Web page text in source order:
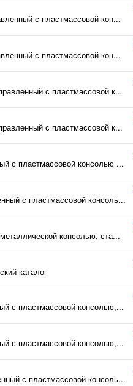
с пластмассовой кон...
с пластмассовой кон...
с пластмассовой к...
с пластмассовой к...
с пластмассовой консолью ...
с пластмассовой консоль...
консолью, ста...
каталог
с пластмассовой консолью,...
с пластмассовой консолью,...
с пластмассовой консоль...